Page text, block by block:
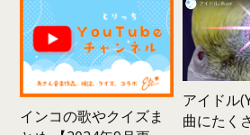
インコの歌やクイズま
アイドル
曲にたく